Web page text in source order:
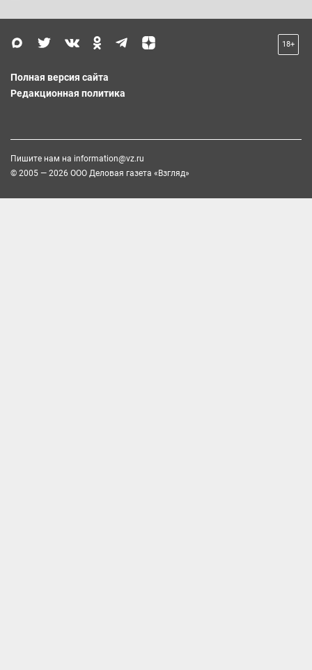
18+
Полная версия сайта
Редакционная политика
Пишите нам на information@vz.ru
© 2005 — 2026 ООО Деловая газета «Взгляд»